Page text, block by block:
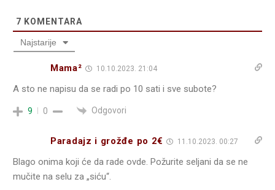
7 KOMENTARA
Najstarije
Mama² 10.10.2023. 21:04
A sto ne napisu da se radi po 10 sati i sve subote?
9 0 Odgovori
Paradajz i grožđe po 2€ 11.10.2023. 00:27
Blago onima koji će da rade ovde. Požurite seljani da se ne
mučite na selu za „siću“.